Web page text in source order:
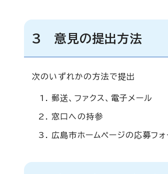
3 意見の提出方法
次のいずれかの方法で提出
郵送、ファクス、電子メール
窓口への持参
広島市ホームページの応募フォ